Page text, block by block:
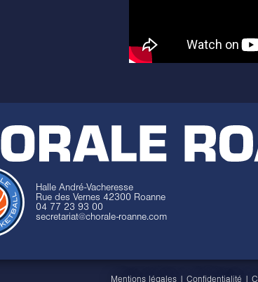
Halle André-Vacheresse
Rue des Vernes 42300 Roanne
04 77 23 93 00
secretariat@chorale-roanne.com
Mentions légales Confidentialité